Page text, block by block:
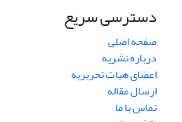
دسترسی سریع
صفحه اصلی
درباره نشریه
اعضای هیات تحریریه
ارسال مقاله
تماس با ما